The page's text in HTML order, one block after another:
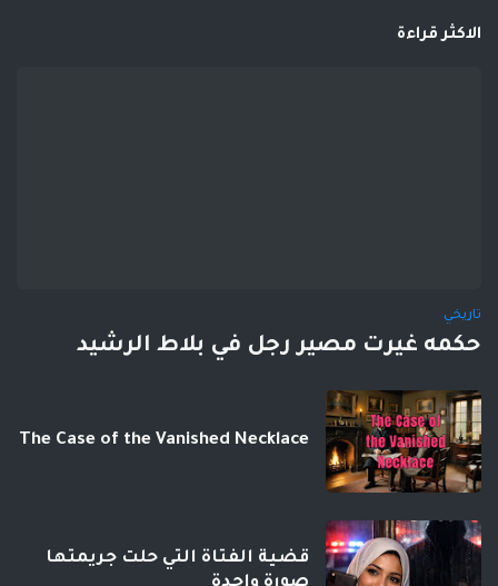
الاكثر قراءة
تاريخي
حكمه غيرت مصير رجل في بلاط الرشيد
The Case of the Vanished Necklace
قضية الفتاة التي حلت جريمتها